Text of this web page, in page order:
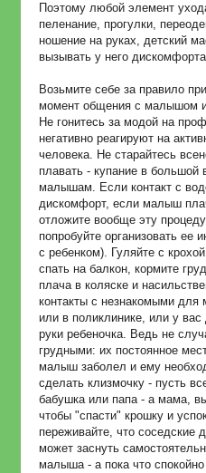
Поэтому любой элемент
пеленание, прогулки,
ношение на руках, детский
вызывать у него
Возьмите себе за правило
момент общения с малышом
Не гонитесь за модой на
негативно реагируют на
человека. Не старайтесь
плавать - купание в большой
малышам. Если контакт с
дискомфорт, если малыш
отложите вообще эту
попробуйте организовать ее
с ребенком). Гуляйте с
спать на балкон, кормите
плача в коляске и
контакты с незнакомыми
или в поликлинике, или у
руки ребеночка. Ведь не
грудными: их постоянное
малыш заболел и ему
сделать клизмочку - пусть
бабушка или папа - а мама,
чтобы "спасти" крошку и
переживайте, что соседские
может заснуть
малыша - а пока что